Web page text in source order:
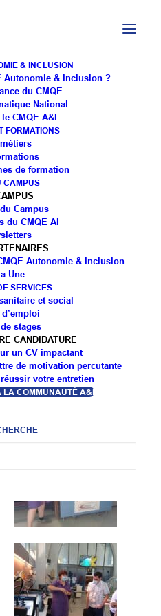
& INCLUSION
Autonomie & Inclusion ?
du CMQE
National
CMQE A&I
FORMATIONS
de formation
CAMPUS
Campus
du CMQE AI
Autonomie & Inclusion
Une
SERVICES
et social
stages
CANDIDATURE
un CV impactant
de motivation percutante
votre entretien
LA COMMUNAUTÉ A&I